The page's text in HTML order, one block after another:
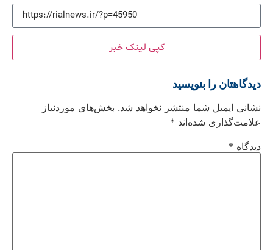
کپی لینک خبر
دیدگاهتان را بنویسید
نشانی ایمیل شما منتشر نخواهد شد. بخش‌های موردنیاز
علامت‌گذاری شده‌اند *
دیدگاه *